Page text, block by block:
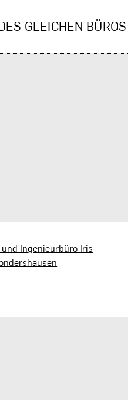
GLEICHEN BÜROS
Ingenieurbüro Iris